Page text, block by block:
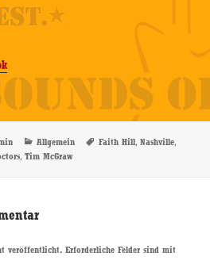
Kategorien
Allgemein Schlagwörter
Faith Hill,Nashville,
,Tim McGraw
veröffentlicht. Erforderliche Felder sind mit